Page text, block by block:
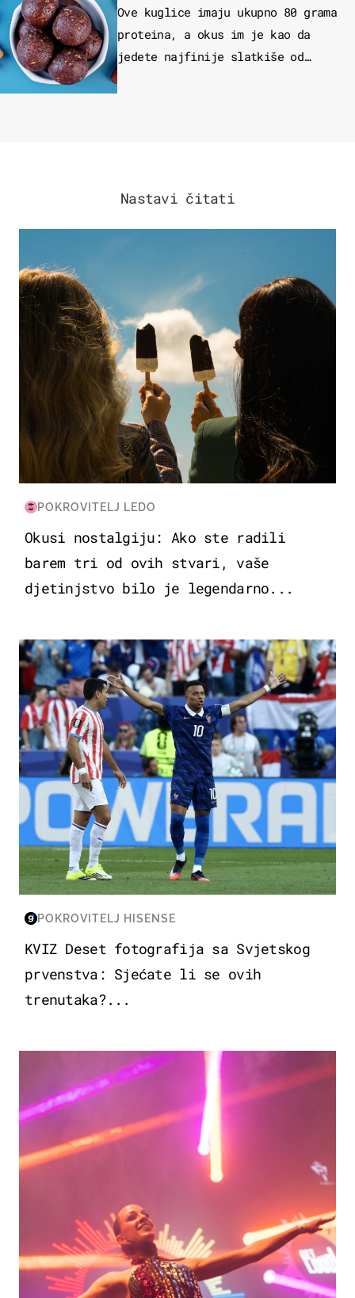
Ove kuglice imaju ukupno 80 grama
proteina, a okus im je kao da
jedete najfinije slatkiše od
Nastavi čitati
POKROVITELJ LEDO
Okusi nostalgiju: Ako ste radili
barem tri od ovih stvari, vaše
djetinjstvo bilo je legendarno...
SVJETSKO PRVENSTVO 2026
POKROVITELJ HISENSE
KVIZ Deset fotografija sa Svjetskog
prvenstva: Sjećate li se ovih
trenutaka?...
KULTURA & ZABAVA